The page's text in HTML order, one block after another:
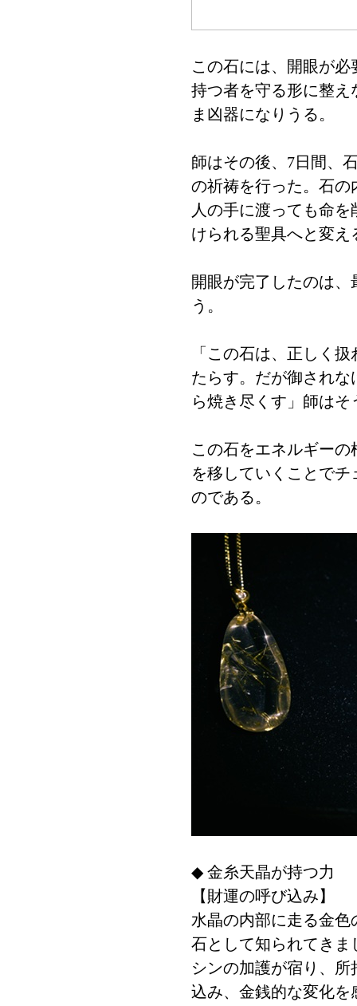
この石には、開眼が
持つ者を守る形に整
ま凶器になりうる。
師はその後、7日間、
の祈祷を行った。石
人の手に渡っても命
けられる聖具へと変
開眼が完了したのは
う。
「この石は、正しく
たらす。だが御され
ら焼き尽くす」師はそ
この石をエネルギー
を移していくことで
のである。
◆ 金糸天晶が持つ力
【財運の呼び込み】
水晶の内部に走る金
石として知られてき
シンの加護が宿り、
込み、金銭的な変化